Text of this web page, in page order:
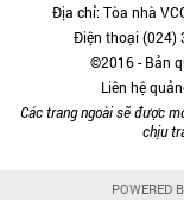
Địa chỉ: Tòa nhà
Điện thoại (024)
©2016 - Bản
Liên hệ
Các trang ngoài sẽ được
chịu
POWERED